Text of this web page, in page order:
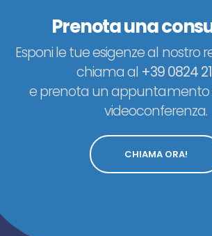
Prenota una
Esponi le tue esigenze al nostro
chiama al +39 0824
e prenota un appuntamento
videoconferenza.
CHIAMA ORA!